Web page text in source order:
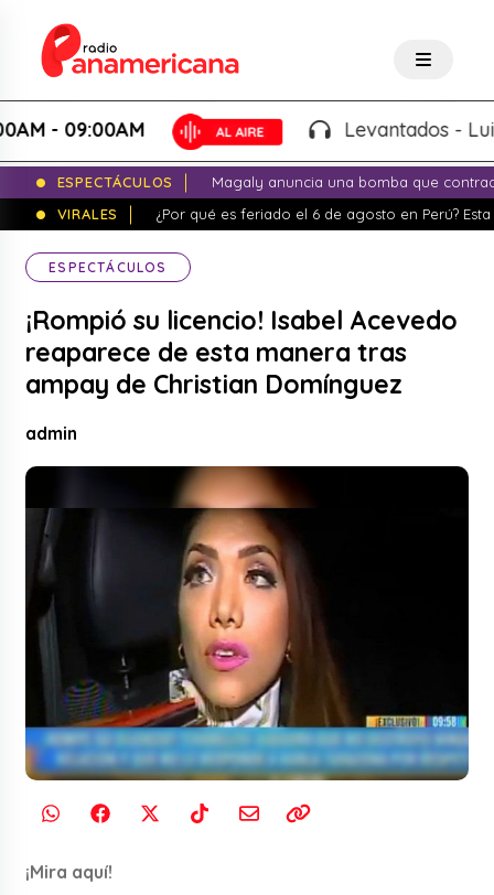
09:00AM Levantados - Luigui
ESPECTÁCULOS
Magaly anuncia una bomba que
VIRALES
¿Por qué es feriado el 6 de agosto en Perú?
ESPECTÁCULOS
¡Rompió su licencio! Isabel Acevedo
reaparece de esta manera tras
ampay de Christian Domínguez
admin
¡Mira aquí!